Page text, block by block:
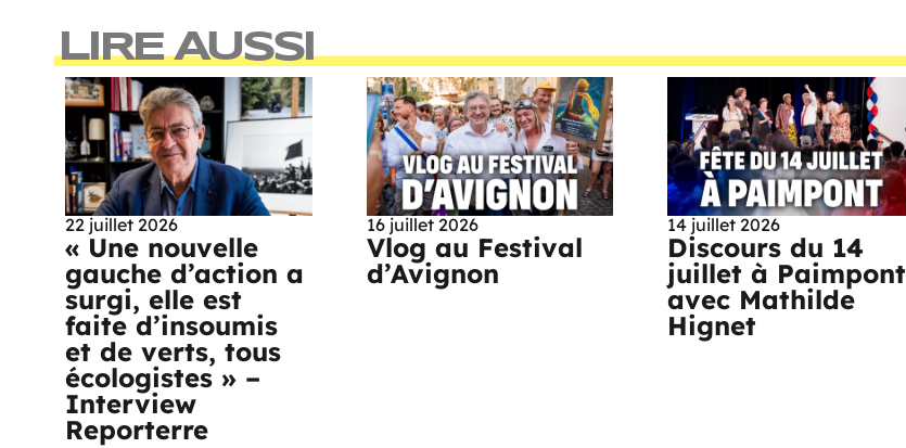
LIRE AUSSI
22 juillet 2026
« Une nouvelle
gauche d’action a
surgi, elle est
faite d’insoumis
et de verts, tous
écologistes » –
Interview
Reporterre
16 juillet 2026
Vlog au Festival
d’Avignon
14 juillet 2026
Discours du 14
juillet à Paimpont
avec Mathilde
Hignet